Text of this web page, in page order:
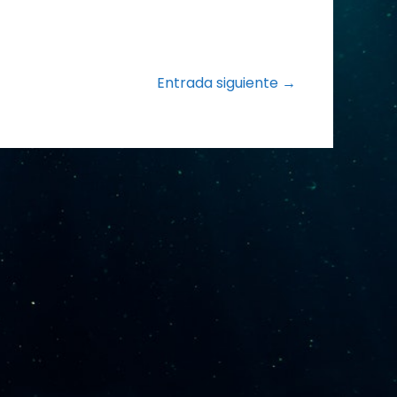
Entrada siguiente →